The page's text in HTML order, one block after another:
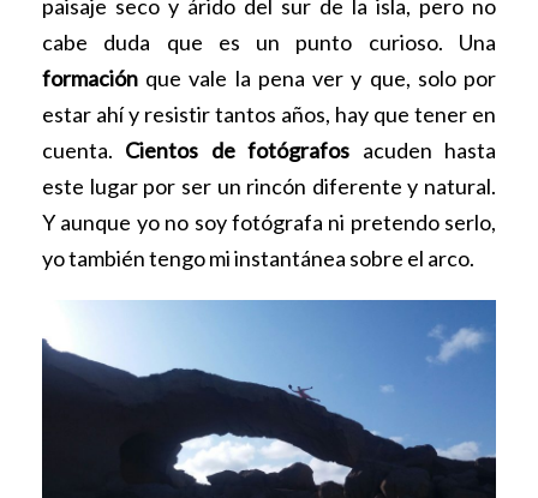
paisaje seco y árido del sur de la isla, pero no
cabe duda que es un punto curioso. Una
formación que vale la pena ver y que, solo por
estar ahí y resistir tantos años, hay que tener en
cuenta. Cientos de fotógrafos acuden hasta
este lugar por ser un rincón diferente y natural.
Y aunque yo no soy fotógrafa ni pretendo serlo,
yo también tengo mi instantánea sobre el arco.